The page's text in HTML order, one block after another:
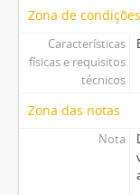
Zona de
Características
físicas e requisitos
técnicos
Zona das notas
Nota